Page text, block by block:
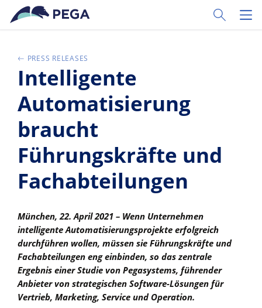
Passer directement au contenu principal
Toggle
PRESS RELEASES
Intelligente
Automatisierung
braucht
Führungskräfte und
Fachabteilungen
München, 22. April 2021 – Wenn Unternehmen
intelligente Automatisierungsprojekte erfolgreich
durchführen wollen, müssen sie Führungskräfte und
Fachabteilungen eng einbinden, so das zentrale
Ergebnis einer Studie von Pegasystems, führender
Anbieter von strategischen Software-Lösungen für
Vertrieb, Marketing, Service und Operation.